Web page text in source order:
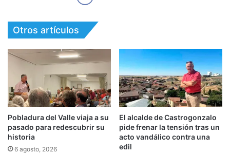
Otros artículos
Pobladura del Valle viaja a su
pasado para redescubrir su
historia
6 agosto, 2026
El alcalde de Castrogonzalo
pide frenar la tensión tras un
acto vandálico contra una
edil